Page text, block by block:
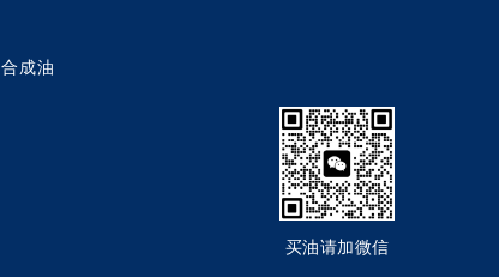
合成油
买油请加微信